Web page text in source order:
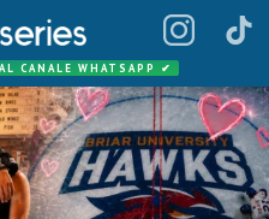
CANALE WHATSAPP ✔